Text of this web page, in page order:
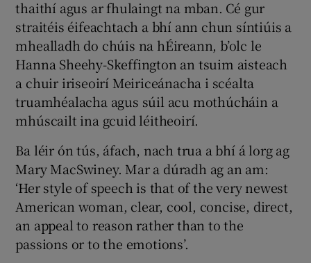
thaithí agus ar fhulaingt na mban. Cé gur
straitéis éifeachtach a bhí ann chun síntiúis a
mhealladh do chúis na hÉireann, b’olc le
Hanna Sheehy-Skeffington an tsuim aisteach
a chuir iriseoirí Meiriceánacha i scéalta
truamhéalacha agus súil acu mothúcháin a
mhúscailt ina gcuid léitheoirí.
Ba léir ón tús, áfach, nach trua a bhí á lorg ag
Mary MacSwiney. Mar a dúradh ag an am:
‘Her style of speech is that of the very newest
American woman, clear, cool, concise, direct,
an appeal to reason rather than to the
passions or to the emotions’.